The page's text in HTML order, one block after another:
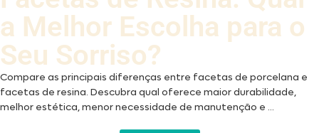
a Melhor Escolha para o
Seu Sorriso?
Compare as principais diferenças entre facetas de porcelana e
facetas de resina. Descubra qual oferece maior durabilidade,
melhor estética, menor necessidade de manutenção e ...